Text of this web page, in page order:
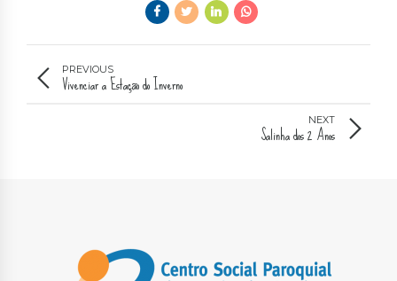
PREVIOUS
Vivenciar a Estação do Inverno
NEXT
Salinha dos 2 Anos